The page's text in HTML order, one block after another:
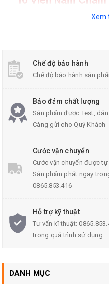
Thông số kĩ thuật
vĩnh cửu
Kích thước: 20x10x2mm
Chất liệu: NdFeB
Nhiệt độ hoạt động Max:
Xem
Chế độ bảo hành
Chế độ bảo hành sản
Bảo đảm chất lượng
Sản phẩm được Test,
Càng gửi cho Quý Khách
Cước vận chuyển
Cước vận chuyển được
Sản phẩm phát ngay
0865.853.416
Hỗ trợ kỹ thuật
Tư vấn kĩ thuật:
trong quá trình sử dụng
DANH MỤC